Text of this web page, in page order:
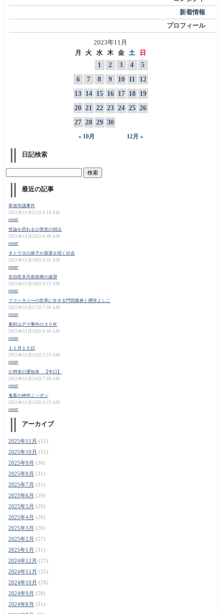
新着情報
プロフィール
2023年11月
月
火 水 木 金 土 日
« 10月 12月 »
1 2 3 4
5
6
7 8 9 10 11
12
13 14 15 16 17 18
19
20 21 22 23 24 25 26
27 28 29 30
日記検索
最近の記事
草加市議事件
2025年11月21日 9:19 AM
orner
世論を恐れる公明党の弱点
2025年11月20日 6:49 AM
orner
ネトウヨの面子が衰退を招く社会
2025年11月19日 8:31 AM
orner
非自民非共産政権の遠望
2025年11月18日 9:21 AM
orner
ファンタジーの世界に生きる門田隆将と櫻井よしこ
2025年11月17日 7:46 AM
orner
東村山デマ事件の３０年
2025年11月16日 8:46 AM
orner
１１月１５日
2025年11月15日 5:23 AM
orner
公明党の通知表 【辛口】
2025年11月14日 7:09 AM
orner
鬼畜の神州ニッポン
2025年11月13日 8:23 AM
orner
アーカイブ
2025年11月 (21)
2025年10月 (31)
2025年9月 (30)
2025年8月 (31)
2025年7月 (31)
2025年6月 (29)
2025年5月 (29)
2025年4月 (29)
2025年3月 (28)
2025年2月 (27)
2025年1月 (31)
2024年12月 (27)
2024年11月 (25)
2024年10月 (28)
2024年9月 (28)
2024年8月 (31)